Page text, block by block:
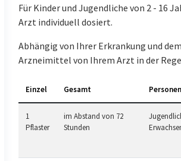
Für Kinder und Jugendliche von 2 - 16
Arzt individuell dosiert.
Abhängig von Ihrer Erkrankung und
Arzneimittel von Ihrem Arzt in der
Einzel Gesamt
1
Pflaster
im Abstand von 72
Stunden